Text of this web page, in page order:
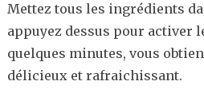
Mettez tous les ingrédients
appuyez dessus pour activer
quelques minutes, vous
délicieux et rafraichissant.